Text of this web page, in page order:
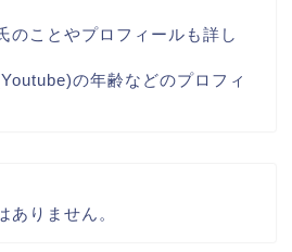
のことやプロフィールも詳し
の年齢などのプロフィ
ありません。